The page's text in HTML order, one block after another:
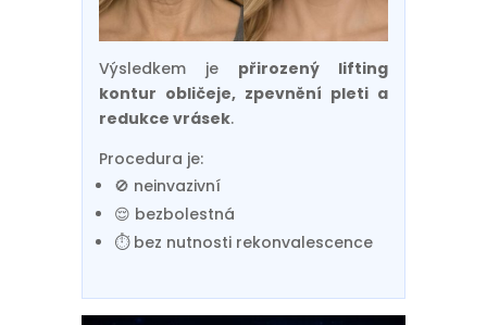
Výsledkem je přirozený lifting
kontur obličeje, zpevnění pleti a
redukce vrásek.
Procedura je:
🚫 neinvazivní
😌 bezbolestná
⏱ bez nutnosti rekonvalescence